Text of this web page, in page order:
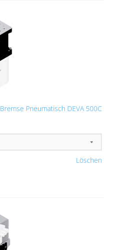
Bremse Pneumatisch DEVA 500C
Löschen